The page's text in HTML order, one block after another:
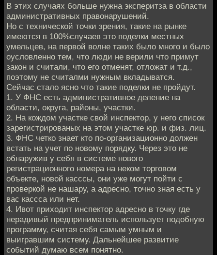
В этих случаях больше нужна эксперитза в области
административных правонарушений.
Но с технической точки зрения, такие на рынке
имеются в 100%случаев это поделки местных
умельцев, на первой волне таких было много и было
оусловленно тем, что люди не верили что примут
закон и считали, что его отменят, отложат и т.д.,
поэтому не считалми нужным вкладыватся.
Сейчас стало ясно что такие поделки не пройдут.
1. У ФНС есть административное деление на
области, округа, районы, участки.
2. На кождом участке свой инспектор, у него список
зарегистрированых на этом участке юр. и физ. лиц.
3. ФНС четко знает кто по-организационно должен
встать на учет по новому порядку. Через это не
обнаружив у себя в системе нового
регистрационного номера на неком торговом
объекте, новой касссы, они уже могут пойти с
проверкой не нашару, а адресно, точно зная есть у
вас кассса или нет.
4. Ивот приходит инспектор адресно в точку где
нерадивый предприниматель использует подобную
программу, считая себя самым умным и
выигравшим систему. Дальнейшее развитие
событий думаю всем понятно.